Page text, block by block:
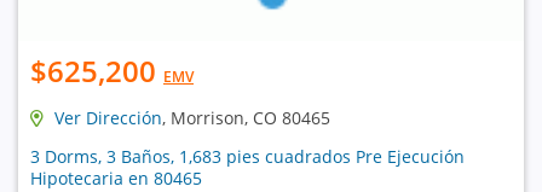
$625,200 EMV
Ver Dirección, Morrison, CO 80465
3 Dorms, 3 Baños, 1,683 pies cuadrados Pre Ejecución
Hipotecaria en 80465